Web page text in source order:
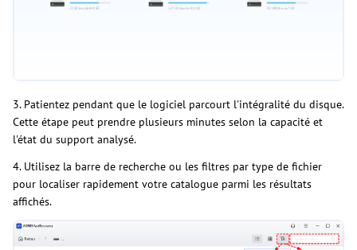
3. Patientez pendant que le logiciel parcourt l'intégralité du disque.
Cette étape peut prendre plusieurs minutes selon la capacité et
l'état du support analysé.
4. Utilisez la barre de recherche ou les filtres par type de fichier
pour localiser rapidement votre catalogue parmi les résultats
affichés.